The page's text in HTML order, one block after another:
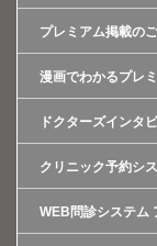
プレミアム掲載の
漫画でわかるプレ
ドクターズインタ
クリニック予約シ
WEB問診システム